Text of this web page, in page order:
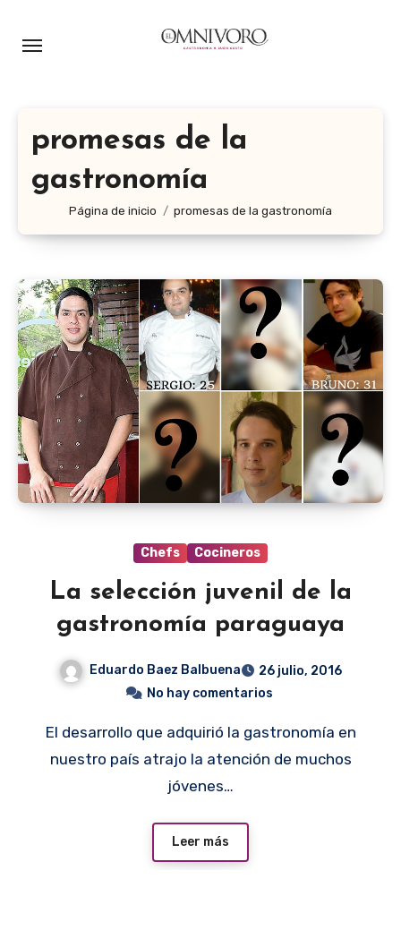
promesas de la
gastronomía
Página de inicio promesas de la gastronomía
Chefs Cocineros
La selección juvenil de la
gastronomía paraguaya
Eduardo Baez Balbuena
26 julio, 2016
No hay comentarios
El desarrollo que adquirió la gastronomía en
nuestro país atrajo la atención de muchos
jóvenes…
Leer más